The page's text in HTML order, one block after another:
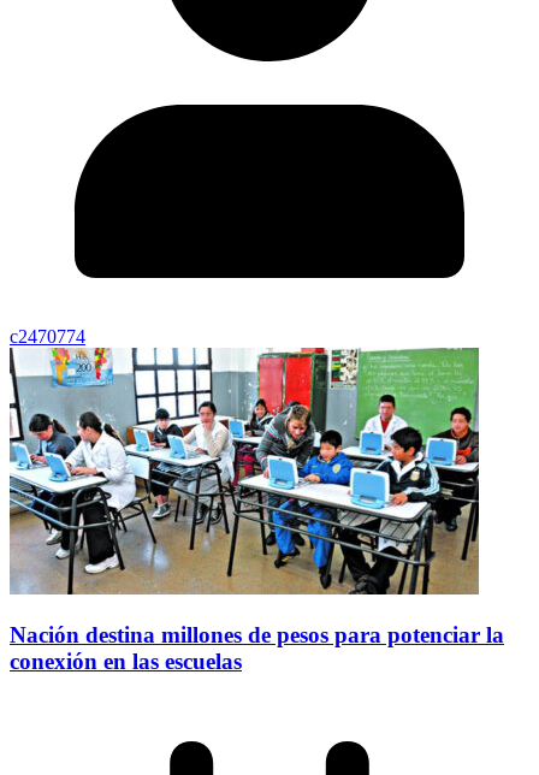
c2470774
Nación destina millones de pesos para potenciar la
conexión en las escuelas